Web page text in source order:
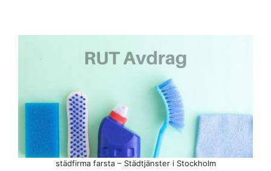
städfirma farsta – Städtjänster i Stockholm